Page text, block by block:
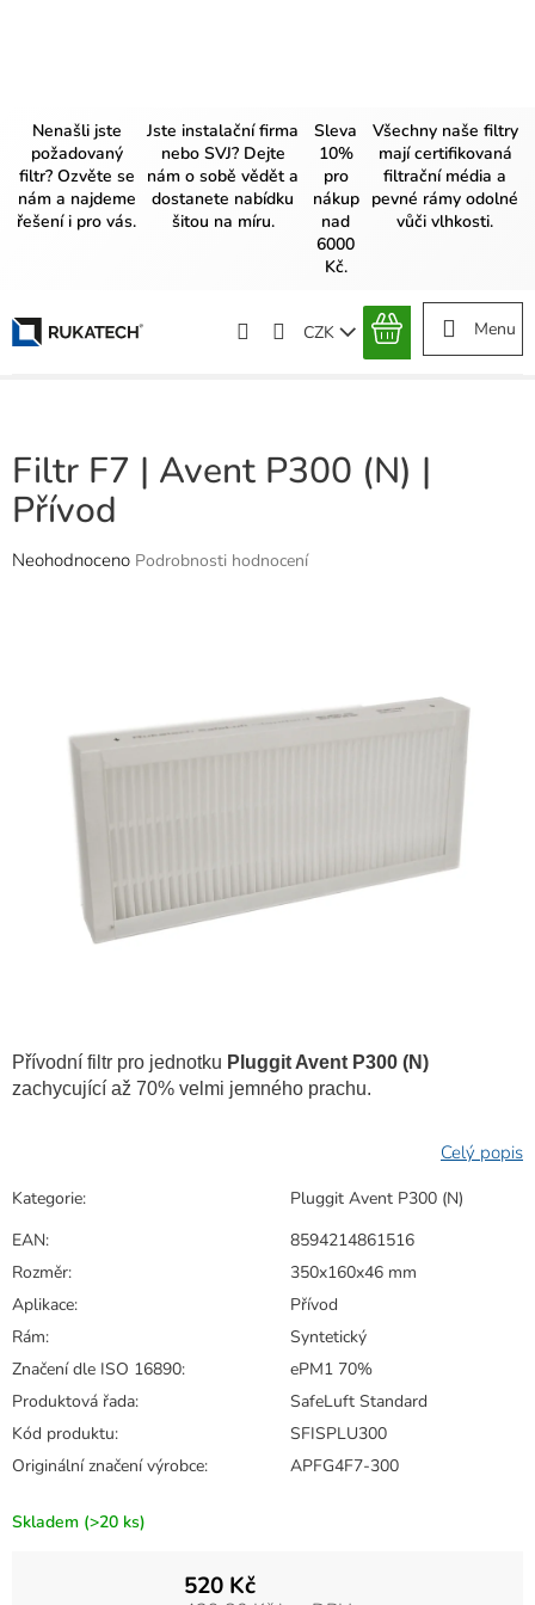
Nenašli jste
požadovaný
filtr? Ozvěte se
nám a najdeme
řešení i pro vás.
Jste instalační firma
nebo SVJ? Dejte
nám o sobě vědět a
dostanete nabídku
šitou na míru.
Sleva
10%
pro
nákup
nad
6000
Kč.
Všechny naše filtry
mají certifikovaná
filtrační média a
pevné rámy odolné
vůči vlhkosti.
CZK
NÁKUPNÍ
Filtr F7 | Avent P300 (N) |
Přívod
Průměrné
Neohodnoceno Podrobnosti hodnocení
Skladem (>20 ks)
Přívodní filtr pro jednotku Pluggit Avent P300 (N)
zachycující až 70% velmi jemného prachu.
Kategorie:
Pluggit Avent P300 (N)
EAN:
8594214861516
Rozměr:
350x160x46 mm
Aplikace:
Přívod
Rám:
Syntetický
Značení dle ISO 16890:
ePM1 70%
Produktová řada:
SafeLuft Standard
Kód produktu:
SFISPLU300
Originální značení výrobce: APFG4F7-300
520 Kč